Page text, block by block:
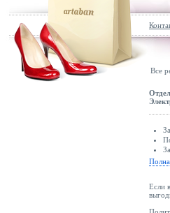
Все
Если